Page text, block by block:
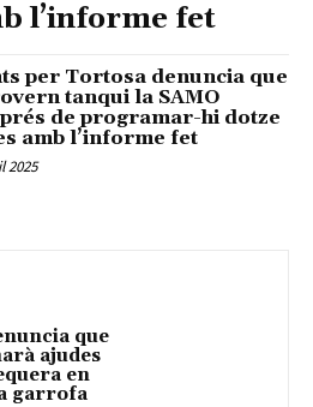
l’informe fet
per Tortosa denuncia que
tanqui la SAMO
de programar-hi dotze
amb l’informe fet
2025
que
ajudes
en
garrofa